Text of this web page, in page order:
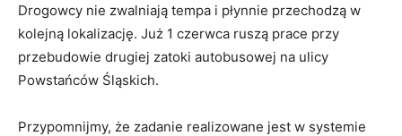
​Drogowcy nie zwalniają tempa i płynnie przechodzą w
kolejną lokalizację. Już 1 czerwca ruszą prace przy
przebudowie drugiej zatoki autobusowej na ulicy
Powstańców Śląskich.
​Przypomnijmy, że zadanie realizowane jest w systemie